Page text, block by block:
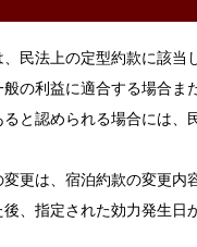
、民法上の定型約款に該当
の利益に適合する場合ま
と認められる場合には、
変更は、宿泊約款の変更内
、指定された効力発生日